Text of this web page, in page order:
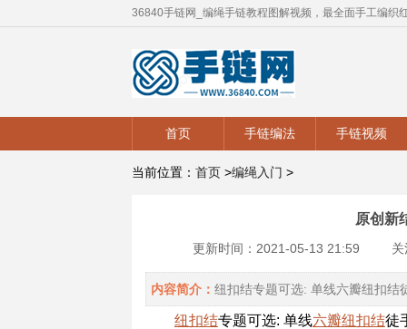
36840手链网_编绳手链教程图解视频，最全面手工编织
首页 手链编法 手链视频
当前位置： 首页 >编绳入门 >
原创新
更新时间：2021-05-13 21:59
内容简介： 纽扣结专题可选: 单线六瓣纽扣
纽扣结专题可选: 单线六瓣纽扣结徒